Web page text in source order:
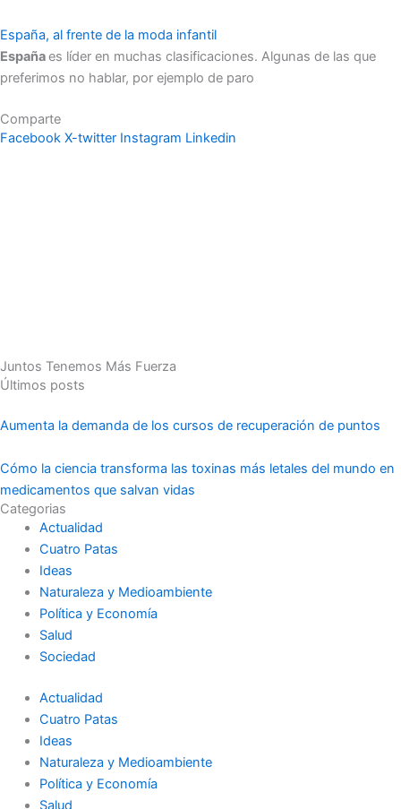
España, al frente de la moda infantil
Españaes líder en muchas clasificaciones. Algunas de las que
preferimos no hablar, por ejemplo de paro
Comparte
Facebook X-twitter Instagram Linkedin
Juntos Tenemos Más Fuerza
Últimos posts
Aumenta la demanda de los cursos de recuperación de puntos
Cómo la ciencia transforma las toxinas más letales del mundo en
medicamentos que salvan vidas
Categorias
Actualidad
Cuatro Patas
Ideas
Naturaleza y Medioambiente
Política y Economía
Salud
Sociedad
Actualidad
Cuatro Patas
Ideas
Naturaleza y Medioambiente
Política y Economía
Salud